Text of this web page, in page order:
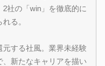
社の「win」を徹底的に
る。
元する社風。業界未経験
新たなキャリアを描い